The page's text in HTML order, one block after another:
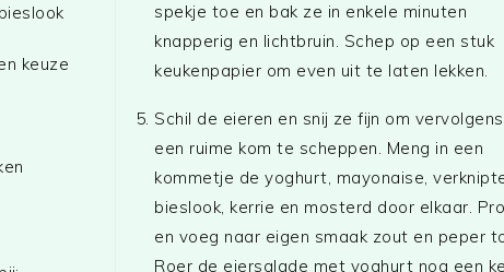
keuze
spekje toe en bak ze in enkele minuten
knapperig en lichtbruin. Schep op een stuk
keukenpapier om even uit te laten lekken.
Schil de eieren en snij ze fijn om
een ruime kom te scheppen. Meng in een
kommetje de yoghurt, mayonaise,
bieslook, kerrie en mosterd door elkaar.
en voeg naar eigen smaak zout en peper
Roer de eiersalade met yoghurt nog een